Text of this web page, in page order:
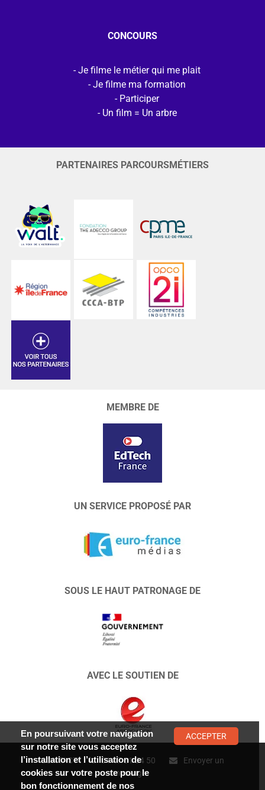
CONCOURS
Je filme le métier qui me plait
Je filme ma formation
Participer
Un film = Un arbre
PARTENAIRES PARCOURSMÉTIERS
MEMBRE DE
UN SERVICE PROPOSÉ PAR
SOUS LE HAUT PATRONAGE DE
AVEC LE SOUTIEN DE
CONTACT : 01 47 01 34 50
Envoyer un
message
En poursuivant votre navigation
sur notre site vous acceptez
l’installation et l’utilisation de
cookies sur votre poste pour le
bon fonctionnement de nos
ACCEPTER